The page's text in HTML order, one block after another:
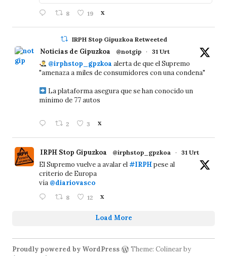
8 19 X
IRPH Stop Gipuzkoa Retweeted
Noticias de Gipuzkoa @notgip · 31 Urt
@irphstop_gpzkoa alerta de que el Supremo
"amenaza a miles de consumidores con una condena"
La plataforma asegura que se han conocido un
mínimo de 77 autos
2 3 X
IRPH Stop Gipuzkoa @irphstop_gpzkoa · 31 Urt
El Supremo vuelve a avalar el#IRPHpese al
criterio de Europa
vía @diariovasco
8 12 X
Load More
Proudly powered by WordPress
Theme: Colinear by